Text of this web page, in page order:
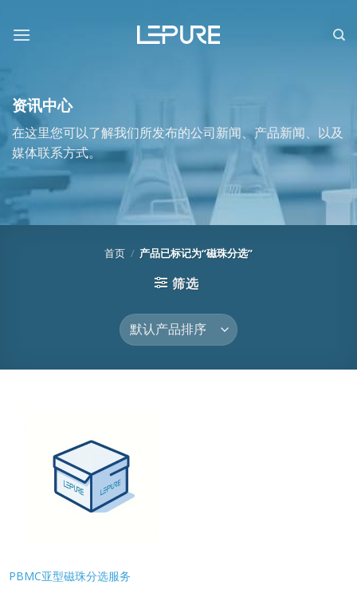
资讯中心
在这里您可以了解我们所发布的公司新闻、产品新闻、以及
媒体联系方式。
首页 / 产品已标记为“磁珠分选”
筛选
PBMC亚型磁珠分选服务